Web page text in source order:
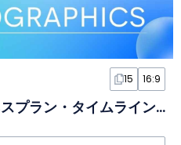
15 16:9
グラデーションのビジネスプラン・タイムラインインフォグラフィックスライド